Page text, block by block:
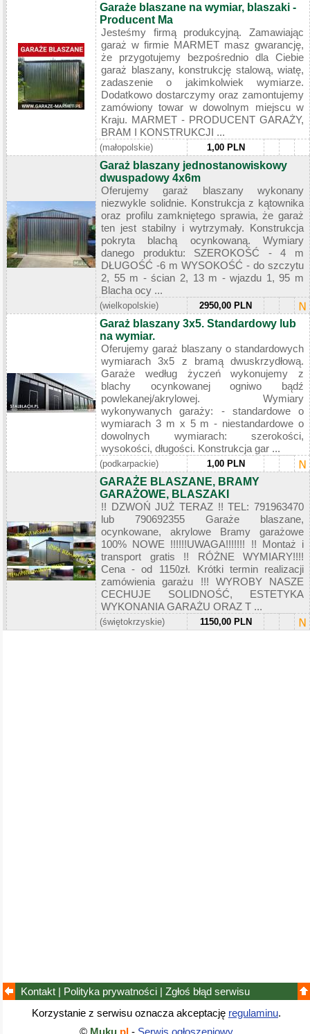
Garaże blaszane na wymiar, blaszaki -
Producent Ma
Jesteśmy firmą produkcyjną. Zamawiając
garaż w firmie MARMET masz gwarancję,
że przygotujemy bezpośrednio dla Ciebie
garaż blaszany, konstrukcję stalową, wiatę,
zadaszenie o jakimkolwiek wymiarze.
Dodatkowo dostarczymy oraz zamontujemy
zamówiony towar w dowolnym miejscu w
Kraju. MARMET - PRODUCENT GARAŻY,
BRAM I KONSTRUKCJI ...
(małopolskie) 1,00 PLN
Garaż blaszany jednostanowiskowy
dwuspadowy 4x6m
Oferujemy garaż blaszany wykonany
niezwykle solidnie. Konstrukcja z kątownika
oraz profilu zamkniętego sprawia, że garaż
ten jest stabilny i wytrzymały. Konstrukcja
pokryta blachą ocynkowaną. Wymiary
danego produktu: SZEROKOŚĆ - 4 m
DŁUGOŚĆ -6 m WYSOKOŚĆ - do szczytu
2, 55 m - ścian 2, 13 m - wjazdu 1, 95 m
Blacha ocy ...
(wielkopolskie) 2950,00 PLN
Garaż blaszany 3x5. Standardowy lub
na wymiar.
Oferujemy garaż blaszany o standardowych
wymiarach 3x5 z bramą dwuskrzydłową.
Garaże według życzeń wykonujemy z
blachy ocynkowanej ogniwo bądź
powlekanej/akrylowej. Wymiary
wykonywanych garaży: - standardowe o
wymiarach 3 m x 5 m - niestandardowe o
dowolnych wymiarach: szerokości,
wysokości, długości. Konstrukcja gar ...
(podkarpackie) 1,00 PLN
GARAŻE BLASZANE, BRAMY
GARAŻOWE, BLASZAKI
!! DZWOŃ JUŻ TERAZ !! TEL: 791963470
lub 790692355 Garaże blaszane,
ocynkowane, akrylowe Bramy garażowe
100% NOWE !!!!!!UWAGA!!!!!!! !! Montaż i
transport gratis !! RÓŻNE WYMIARY!!!!
Cena - od 1150zł. Krótki termin realizacji
zamówienia garażu !!! WYROBY NASZE
CECHUJE SOLIDNOŚĆ, ESTETYKA
WYKONANIA GARAŻU ORAZ T ...
(świętokrzyskie) 1150,00 PLN
Kontakt | Polityka prywatności | Zgłoś błąd serwisu
Korzystanie z serwisu oznacza akceptację regulaminu.
© Muku .pl - Serwis ogłoszeniowy